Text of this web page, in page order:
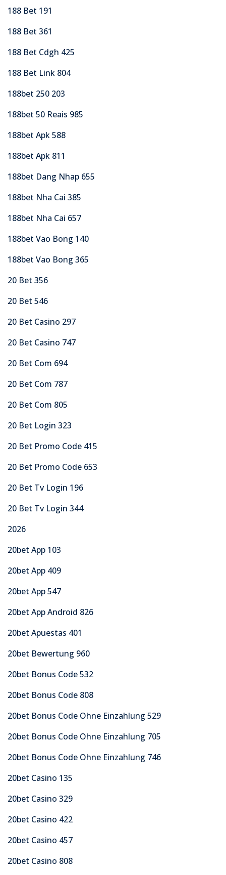
188 Bet 191
188 Bet 361
188 Bet Cdgh 425
188 Bet Link 804
188bet 250 203
188bet 50 Reais 985
188bet Apk 588
188bet Apk 811
188bet Dang Nhap 655
188bet Nha Cai 385
188bet Nha Cai 657
188bet Vao Bong 140
188bet Vao Bong 365
20 Bet 356
20 Bet 546
20 Bet Casino 297
20 Bet Casino 747
20 Bet Com 694
20 Bet Com 787
20 Bet Com 805
20 Bet Login 323
20 Bet Promo Code 415
20 Bet Promo Code 653
20 Bet Tv Login 196
20 Bet Tv Login 344
2026
20bet App 103
20bet App 409
20bet App 547
20bet App Android 826
20bet Apuestas 401
20bet Bewertung 960
20bet Bonus Code 532
20bet Bonus Code 808
20bet Bonus Code Ohne Einzahlung 529
20bet Bonus Code Ohne Einzahlung 705
20bet Bonus Code Ohne Einzahlung 746
20bet Casino 135
20bet Casino 329
20bet Casino 422
20bet Casino 457
20bet Casino 808